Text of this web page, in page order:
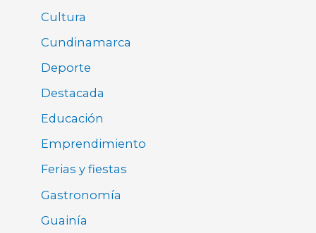
Cultura
Cundinamarca
Deporte
Destacada
Educación
Emprendimiento
Ferias y fiestas
Gastronomía
Guainía